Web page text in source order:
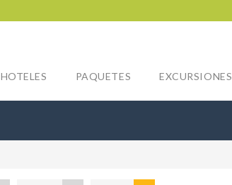
HOTELES PAQUETES EXCURSIONES